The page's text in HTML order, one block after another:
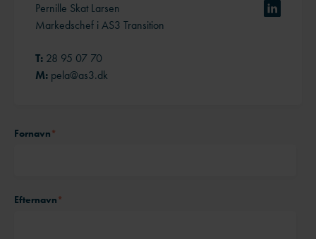
Fornavn*
Efternavn*
Pernille Skat Larsen
Markedschef i AS3 Transition
T: 28 95 07 70
M: pela@as3.dk